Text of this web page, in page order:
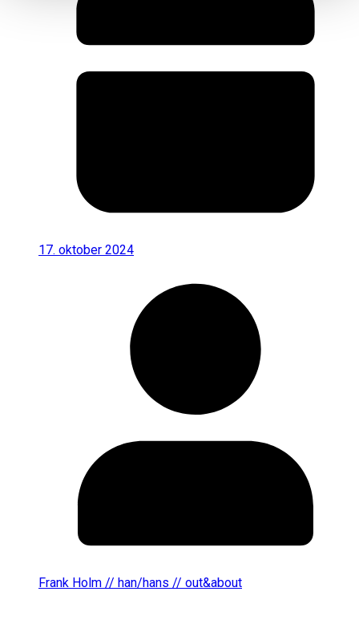
17. oktober 2024
Frank Holm // han/hans // out&about